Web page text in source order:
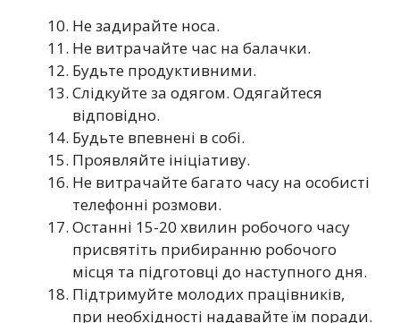
Не задирайте носа.
Не витрачайте час на балачки.
Будьте продуктивними.
Слідкуйте за одягом. Одягайтеся
відповідно.
Будьте впевнені в собі.
Проявляйте ініціативу.
Не витрачайте багато часу на особисті
телефонні розмови.
Останні 15-20 хвилин робочого часу
присвятіть прибиранню робочого
місця та підготовці до наступного дня.
Підтримуйте молодих працівників,
при необхідності надавайте їм поради.